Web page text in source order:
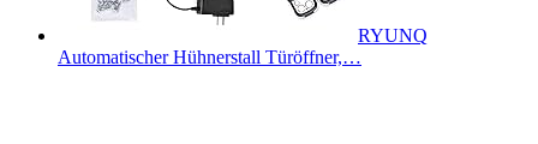
RYUNQ
Automatischer Hühnerstall Türöffner,…